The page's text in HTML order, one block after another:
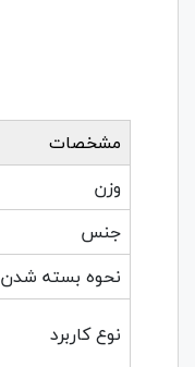
مشخصات
وزن
جنس
نحوه بسته شدن
نوع کاربرد